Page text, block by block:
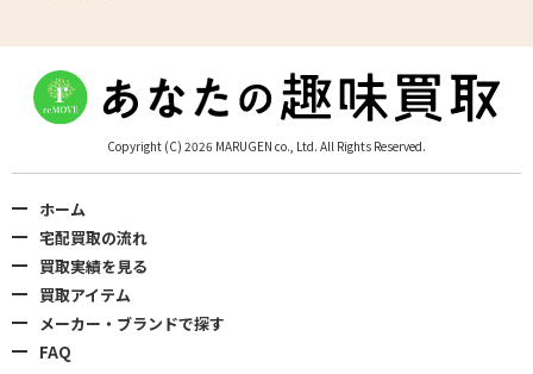
Copyright (C) 2026 MARUGEN co., Ltd. All Rights Reserved.
ホーム
宅配買取の流れ
買取実績を見る
買取アイテム
メーカー・ブランドで探す
FAQ